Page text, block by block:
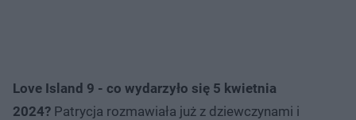
Love Island 9 - co wydarzyło się 5 kwietnia
2024? Patrycja rozmawiała już z dziewczynami i